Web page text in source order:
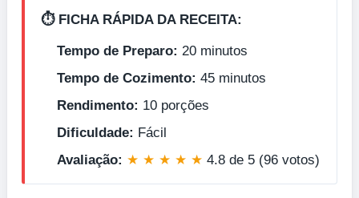
⏱️ FICHA RÁPIDA DA RECEITA:
Tempo de Preparo: 20 minutos
Tempo de Cozimento: 45 minutos
Rendimento: 10 porções
Dificuldade: Fácil
Avaliação: ★ ★ ★ ★ ★ 4.8 de 5 (96 votos)